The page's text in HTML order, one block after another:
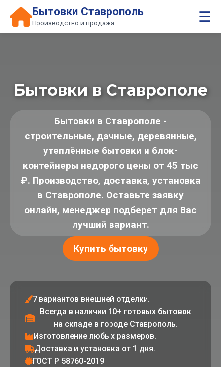
Бытовки Ставрополь
Производство и продажа ☰
Бытовки в Ставрополе
Бытовки в Ставрополе -
строительные, дачные, деревянные,
утеплённые бытовки и блок-
контейнеры недорого цены от 45 тыс
₽. Производство, доставка, установка
в Ставрополе. Оставьте заявку
онлайн, менеджер подберет для Вас
лучший вариант.
Купить бытовку
7 вариантов внешней отделки.
Всегда в наличии 10+ готовых бытовок
на складе в городе Ставрополь.
Изготовление любых размеров.
Доставка и установка от 1 дня.
ГОСТ Р 58760-2019